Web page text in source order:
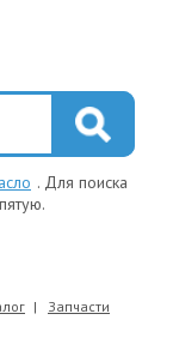
. Для поиска
Запчасти